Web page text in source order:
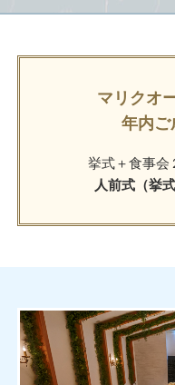
マリクオ
年内ご
挙式＋食事会
人前式（挙